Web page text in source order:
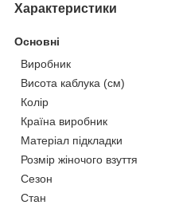
Характеристики
Основні
Виробник
Висота каблука (см)
Колір
Країна виробник
Матеріал підкладки
Розмір жіночого взуття
Сезон
Стан